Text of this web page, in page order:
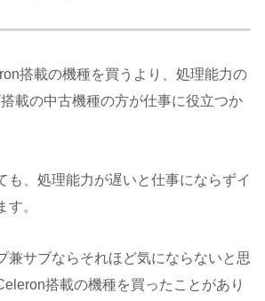
搭載の機種を買うより、処理能力の
載の中古機種の方が仕事に役立つか
も、処理能力が遅いと仕事にならずイ
す。
兼サブならそれほど気にならないと思
搭載の機種を買ったことがあり